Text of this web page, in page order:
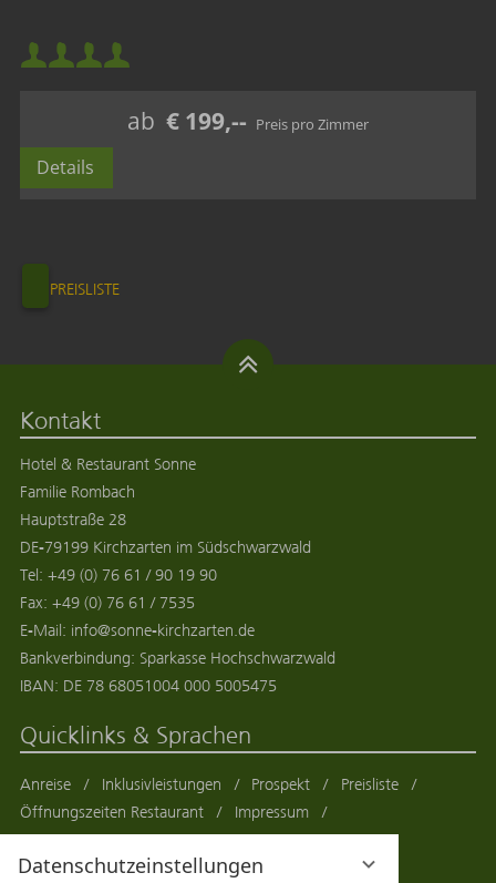
Datenschutzeinstellungen
Mindestbelegung:
Maximalbelegung:
ab € 199,--
Details
PREISLISTE
Kontakt
Hotel & Restaurant Sonne
Familie Rombach
Hauptstraße 28
DE-79199 Kirchzarten im Südschwarzwald
Tel:+49 (0) 76 61 / 90 19 90
Fax:+49 (0) 76 61 / 7535
E-Mail: info@sonne-kirchzarten.de
Bankverbindung: Sparkasse Hochschwarzwald
IBAN: DE 78 68051004 000 5005475
Quicklinks & Sprachen
Anreise Inklusivleistungen Prospekt
Preisliste
Öffnungszeiten Restaurant
Impressum
Datenschutzerklärung
Datenschutzeinstellungen
Sitemap
AGB